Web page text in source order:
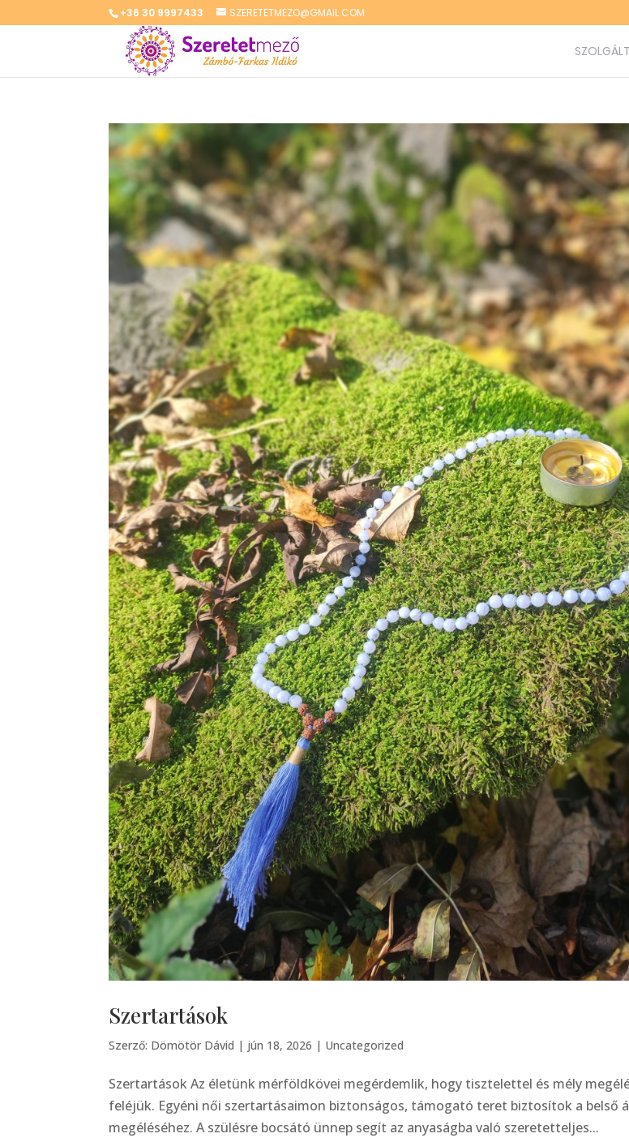
+36 30 9997433 SZERETETMEZO@GMAIL.COM
Szertartások
Szerző: Dömötör Dávid | jún 18, 2026 | Uncategorized
Szertartások Az életünk mérföldkövei megérdemlik, hogy tisztelettel és mély
feléjük. Egyéni női szertartásaimon biztonságos, támogató teret biztosítok a belső
megéléséhez. A szülésre bocsátó ünnep segít az anyaságba való szeretetteljes...